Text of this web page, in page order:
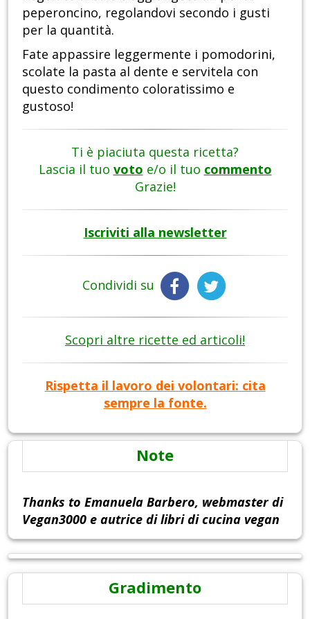
peperoncino, regolandovi secondo i gusti
per la quantità.
Fate appassire leggermente i pomodorini,
scolate la pasta al dente e servitela con
questo condimento coloratissimo e
gustoso!
Ti è piaciuta questa ricetta?
Lascia il tuo voto e/o il tuo commento
Grazie!
Iscriviti alla newsletter
Condividi su
Scopri altre ricette ed articoli!
Rispetta il lavoro dei volontari: cita
sempre la fonte.
Note
Thanks to Emanuela Barbero, webmaster di
Vegan3000 e autrice di libri di cucina vegan
Gradimento